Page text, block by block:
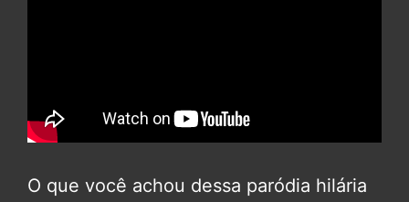
O que você achou dessa paródia hilária